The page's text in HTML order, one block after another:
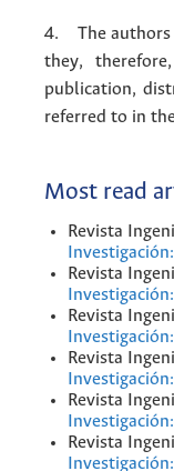
4. The authors
they,
publication,
referred to in
Most read
Revista
Revista
Revista
Revista
Revista
Revista